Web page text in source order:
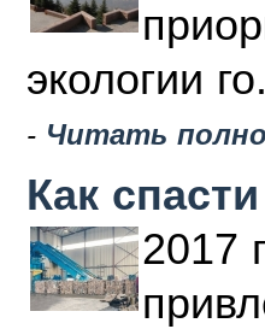
экологии
- Читать
Как
2017